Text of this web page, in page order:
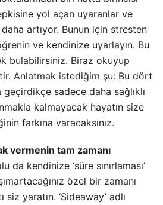
yol açan uyaranlar ve
artıyor. Bunun için stresten
ve kendinize uyarlayın. Bu
bulabilirsiniz. Biraz okuyup
Anlatmak istediğim şu: Bu dört
sadece daha sağlıklı
kalmayacak hayatın size
farkına varacaksınız.
vermenin tam zamanı
da kendinize ‘süre sınırlaması’
özel bir zamanı
siz yaratın. ‘Sideaway’ adlı